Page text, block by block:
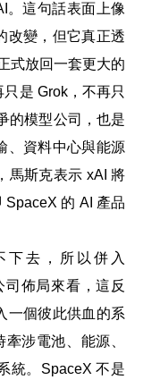
。這句話表面上像
改變，但它真正透
式放回一套更大的
是 Grok，不再只
的模型公司，也是
、資料中心與能源
馬斯克表示 xAI 將
的 AI 產品
下去，所以併入
佈局來看，這反
一個彼此供血的系
涉電池、能源、
統。SpaceX 不是